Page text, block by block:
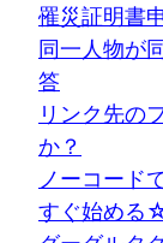
罹災証明書
同一人物が
答
リンク先の
か？
ノーコード
すぐ始める